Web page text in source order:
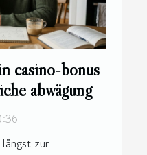
casino-bonus
abwägung
zur